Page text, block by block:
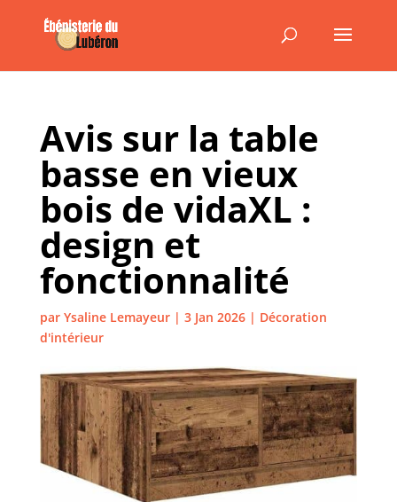
Avis sur la table
basse en vieux
bois de vidaXL :
design et
fonctionnalité
par Ysaline Lemayeur| 3 Jan 2026| Décoration
d'intérieur